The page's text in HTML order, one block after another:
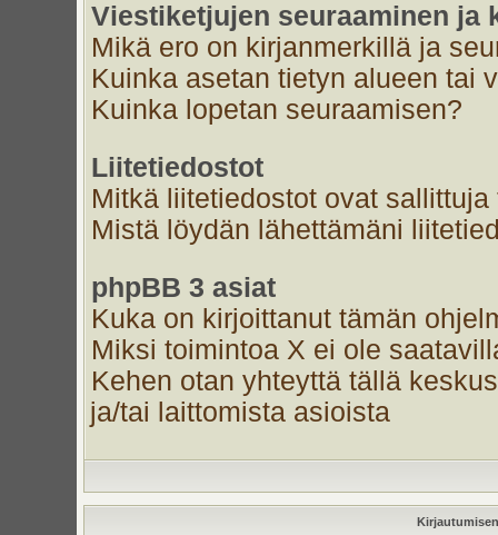
Viestiketjujen seuraaminen ja
Mikä ero on kirjanmerkillä ja
Kuinka asetan tietyn alueen tai
Kuinka lopetan seuraamisen?
Liitetiedostot
Mitkä liitetiedostot ovat
Mistä löydän lähettämäni
phpBB 3 asiat
Kuka on kirjoittanut tämän
Miksi toimintoa X ei ole
Kehen otan yhteyttä tällä
ja/tai laittomista asioista